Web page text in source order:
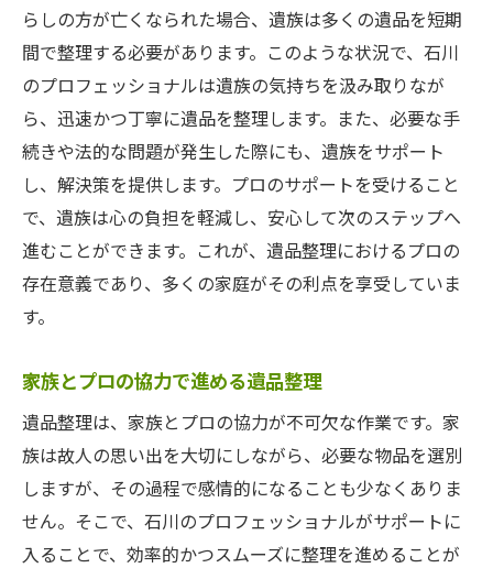
らしの方が亡くなられた場合、遺族は多くの遺品を短期
間で整理する必要があります。このような状況で、石川
のプロフェッショナルは遺族の気持ちを汲み取りなが
ら、迅速かつ丁寧に遺品を整理します。また、必要な手
続きや法的な問題が発生した際にも、遺族をサポート
し、解決策を提供します。プロのサポートを受けること
で、遺族は心の負担を軽減し、安心して次のステップへ
進むことができます。これが、遺品整理におけるプロの
存在意義であり、多くの家庭がその利点を享受していま
す。
家族とプロの協力で進める遺品整理
遺品整理は、家族とプロの協力が不可欠な作業です。家
族は故人の思い出を大切にしながら、必要な物品を選別
しますが、その過程で感情的になることも少なくありま
せん。そこで、石川のプロフェッショナルがサポートに
入ることで、効率的かつスムーズに整理を進めることが